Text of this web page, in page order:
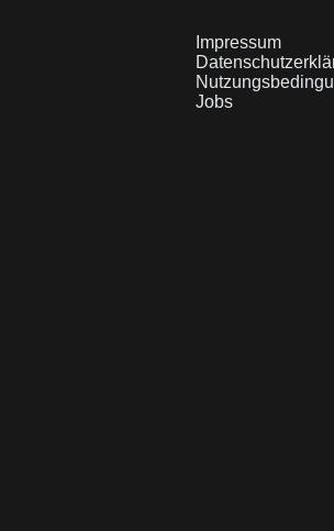
Impressum
Jobs